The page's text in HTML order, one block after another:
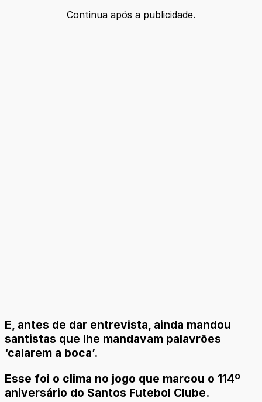
Continua após a publicidade.
E, antes de dar entrevista, ainda mandou
santistas que lhe mandavam palavrões
‘calarem a boca’.
Esse foi o clima no jogo que marcou o 114º
aniversário do Santos Futebol Clube.